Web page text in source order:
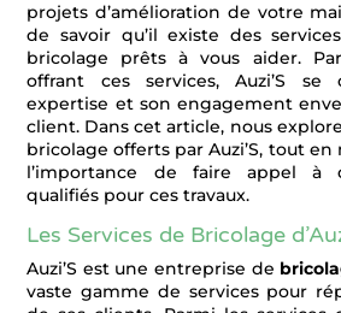
projets d’amélioration de votre
de savoir qu’il existe des
bricolage prêts à vous aider.
offrant ces services, Auzi’S
expertise et son engagement
client. Dans cet article, nous
bricolage offerts par Auzi’S, tout
l’importance de faire appel à
qualifiés pour ces travaux.
Les Services de Bricolage
Auzi’S est une entreprise de
vaste gamme de services pour